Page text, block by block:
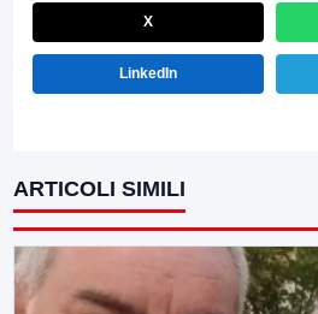
X
LinkedIn
ARTICOLI SIMILI